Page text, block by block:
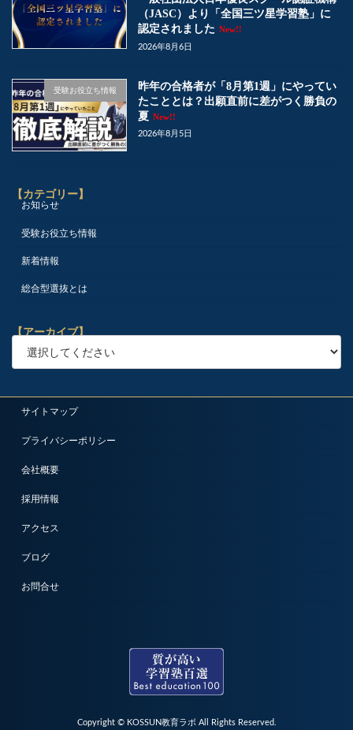
（JASC）より「全国三ツ星学習塾」に
認定されました New!!
2026年8月6日
受験お役立ち情報
昨年の合格者が「8月第1週」にやってい
たこととは？出願直前に差がつく勝負の
夏 New!!
2026年8月5日
【カテゴリー】
お知らせ
受験お役立ち情報
新着情報
総合型選抜とは
【アーカイブ】
サイトマップ
プライバシーポリシー
会社概要
採用情報
アクセス
ブログ
お問合せ
Copyright © KOSSUN教育ラボ All Rights Reserved.